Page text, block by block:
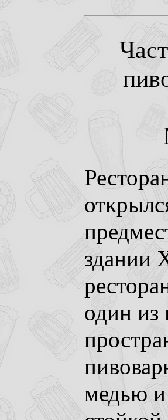
здании
один из
медью и